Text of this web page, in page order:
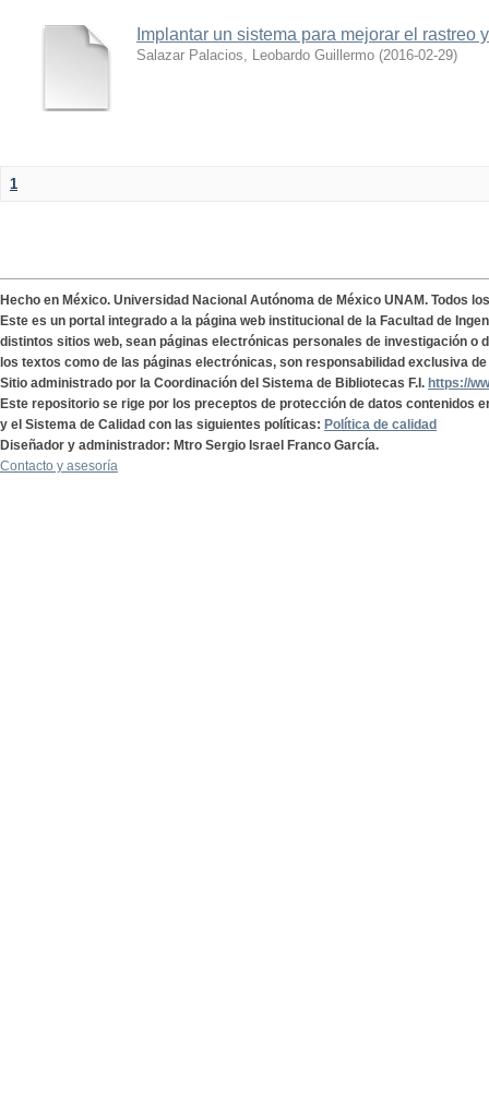
Implantar un sistema para mejorar el rastreo
Salazar Palacios, Leobardo Guillermo (2016-02-29)
1
Hecho en México. Universidad Nacional Autónoma de México UNAM. Todos
Este es un portal integrado a la página web institucional de la Facultad de
distintos sitios web, sean páginas electrónicas personales de investigación o
los textos como de las páginas electrónicas, son responsabilidad exclusiva
Sitio administrado por la Coordinación del Sistema de Bibliotecas F.I. https://
Este repositorio se rige por los preceptos de protección de datos contenidos
y el Sistema de Calidad con las siguientes políticas: Política de calidad
Diseñador y administrador: Mtro Sergio Israel Franco García.
Contacto y asesoría